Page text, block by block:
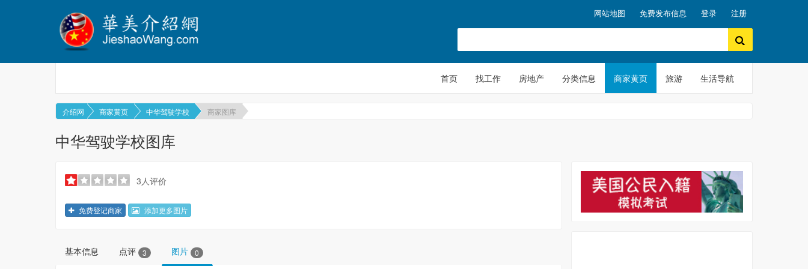
网站地图 免费发布信息 登录 注册
首页 找工作 房地产 分类信息 商家黄页 旅游 生活导航
介绍网 商家黄页 中华驾驶学校 商家图库
中华驾驶学校图库
3人评价
免费登记商家 添加更多图片
基本信息 点评 3 图片 0